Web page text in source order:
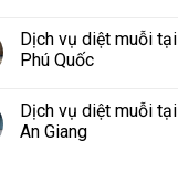
Dịch vụ diệt muỗi tại
Phú Quốc
Dịch vụ diệt muỗi tại
An Giang